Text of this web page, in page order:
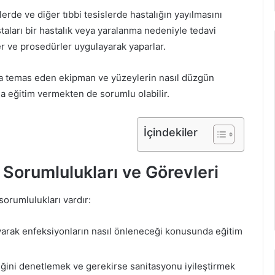
ve diğer tıbbi tesislerde hastalığın yayılmasını
bir hastalık veya yaralanma nedeniyle tedavi
ve prosedürler uygulayarak yaparlar.
eden ekipman ve yüzeylerin nasıl düzgün
eğitim vermekten de sorumlu olabilir.
İçindekiler
ve Görevleri
vardır:
enfeksiyonların nasıl önleneceği konusunda eğitim
denetlemek ve gerekirse sanitasyonu iyileştirmek